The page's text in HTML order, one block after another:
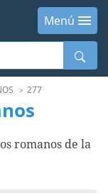
Menú
277
romanos de la